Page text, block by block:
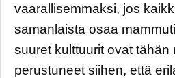
vaarallisemmaksi, jos
samanlaista osaa
suuret kulttuurit ovat tähän
perustuneet siihen, että